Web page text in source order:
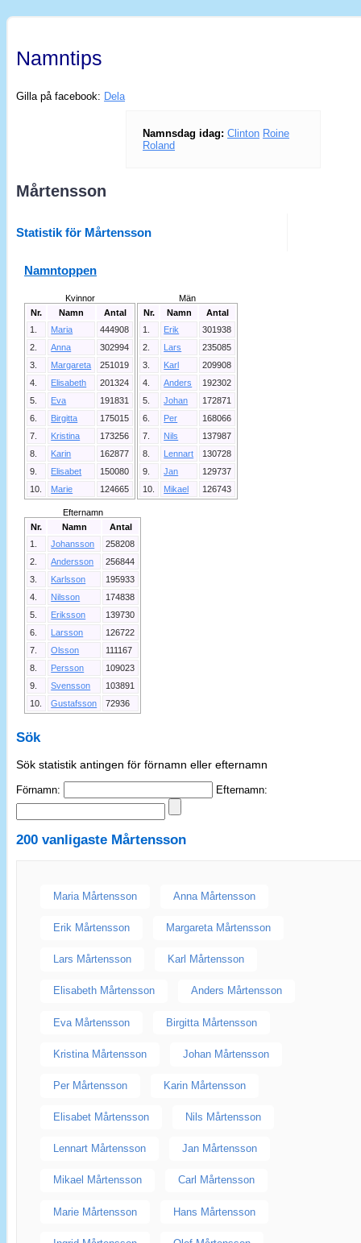
Namntips
Gilla på facebook: Dela
Namnsdag idag: Clinton Roine
Roland
Mårtensson
Statistik för Mårtensson
Namntoppen
Kvinnor
Nr.
Namn
Antal
1.
Maria
444908
2.
Anna
302994
3.
Margareta
251019
4.
Elisabeth
201324
5.
Eva
191831
6.
Birgitta
175015
7.
Kristina
173256
8.
Karin
162877
9.
Elisabet
150080
10.
Marie 124665
Män
Nr.
Namn
Antal
1.
Erik
301938
2.
Lars
235085
3.
Karl
209908
4.
Anders
192302
5.
Johan
172871
6.
Per
168066
7.
Nils
137987
8.
Lennart
130728
9.
Jan
129737
10.
Mikael 126743
Efternamn
Nr.
Namn
Antal
1.
Johansson
258208
2.
Andersson
256844
3.
Karlsson
195933
4.
Nilsson
174838
5.
Eriksson
139730
6.
Larsson
126722
7.
Olsson
111167
8.
Persson
109023
9.
Svensson
103891
10.
Gustafsson 72936
Sök
Sök statistik antingen för förnamn eller efternamn
Förnamn: Efternamn:
200 vanligaste Mårtensson
Maria Mårtensson Anna Mårtensson
Erik Mårtensson Margareta Mårtensson
Lars Mårtensson Karl Mårtensson
Elisabeth Mårtensson Anders Mårtensson
Eva Mårtensson Birgitta Mårtensson
Kristina Mårtensson Johan Mårtensson
Per Mårtensson Karin Mårtensson
Elisabet Mårtensson Nils Mårtensson
Lennart Mårtensson Jan Mårtensson
Mikael Mårtensson Carl Mårtensson
Marie Mårtensson Hans Mårtensson